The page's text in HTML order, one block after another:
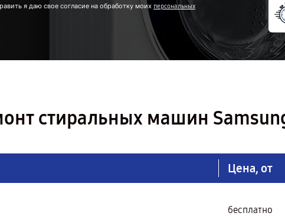
я даю свое согласие на обработку моих персональных
стиральных машин
Цена, от
бесплатно